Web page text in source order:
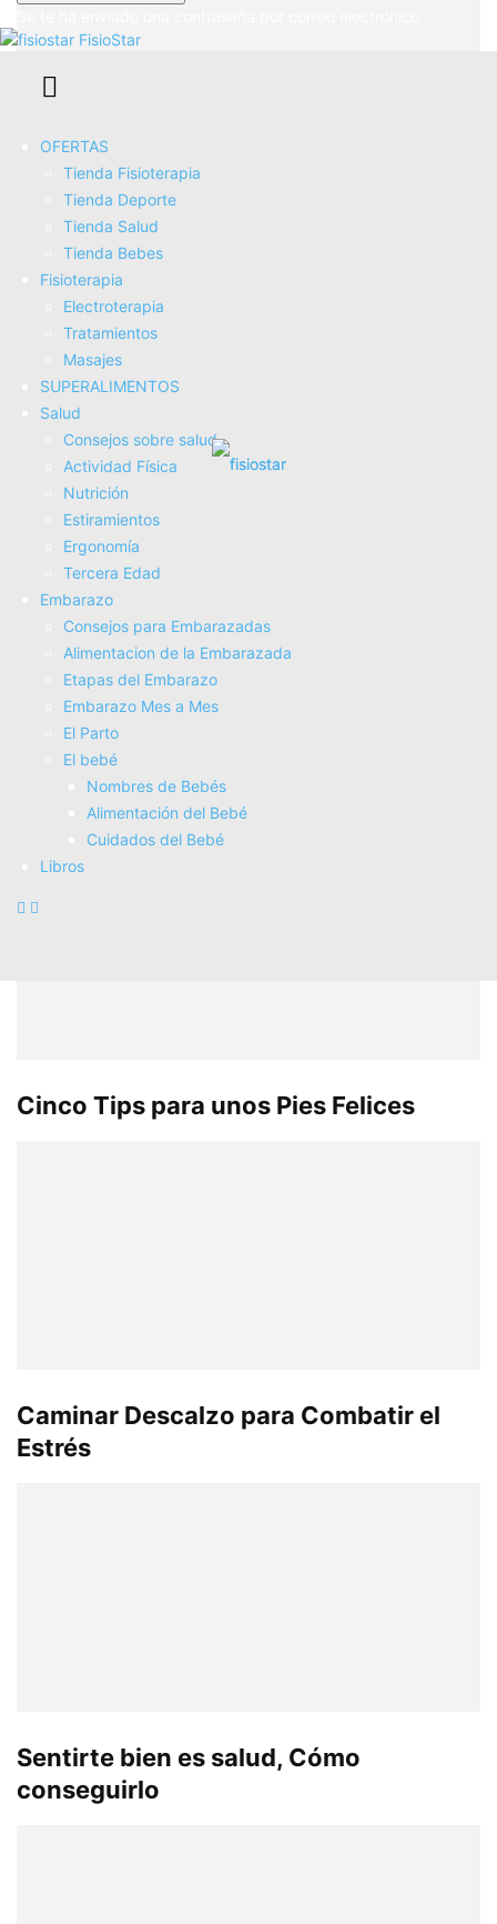
FisioStar
OFERTAS
Tienda Fisioterapia
Tienda Deporte
Tienda Salud
Tienda Bebes
Fisioterapia
Electroterapia
Tratamientos
Masajes
SUPERALIMENTOS
Salud
Consejos sobre salud
Actividad Fí­sica
Nutrición
Estiramientos
Ergonomí­a
Tercera Edad
Embarazo
Consejos para Embarazadas
Alimentacion de la Embarazada
Etapas del Embarazo
Embarazo Mes a Mes
El Parto
El bebé
Nombres de Bebés
Alimentación del Bebé
Cuidados del Bebé
Libros
Mayores
Cinco Placeres Relajantes del Verano
Tips para Reforzar el Bienestar
Emocional
Cinco Tips para unos Pies Felices
Caminar Descalzo para Combatir el
Estrés
Sentirte bien es salud, Cómo
conseguirlo